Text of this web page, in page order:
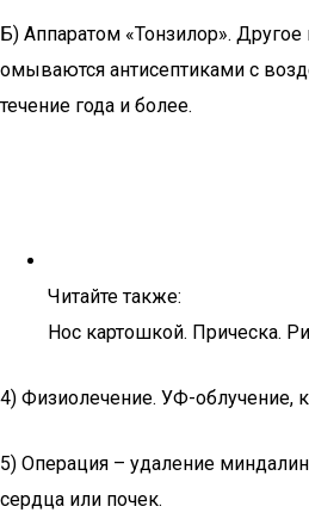
Б) Аппаратом «Тонзилор».
омываются антисептиками с
течение года и более.
Читайте также:
Нос картошкой. Прическа.
4) Физиолечение. УФ-
5) Операция – удаление
сердца или почек.